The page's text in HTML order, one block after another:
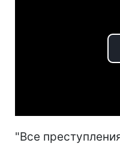
"Все